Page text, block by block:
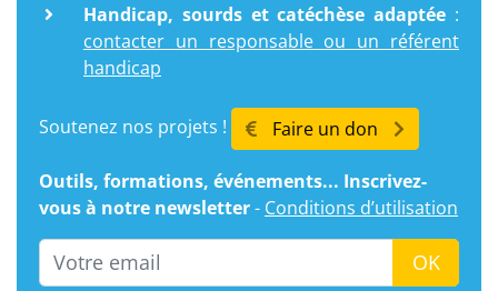
Handicap, sourds et catéchèse adaptée :
contacter un responsable ou un référent
handicap
Soutenez nos projets ! Faire un don
Outils, formations, événements... Inscrivez-
vous à notre newsletter- Conditions d’utilisation
Email
OK